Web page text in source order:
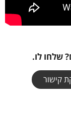
שלחו לו.
קישור